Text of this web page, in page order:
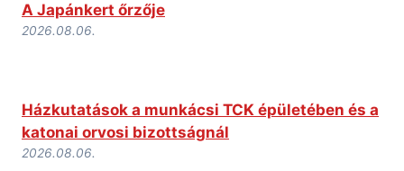
A Japánkert őrzője
2026.08.06.
Házkutatások a munkácsi TCK épületében és a
katonai orvosi bizottságnál
2026.08.06.